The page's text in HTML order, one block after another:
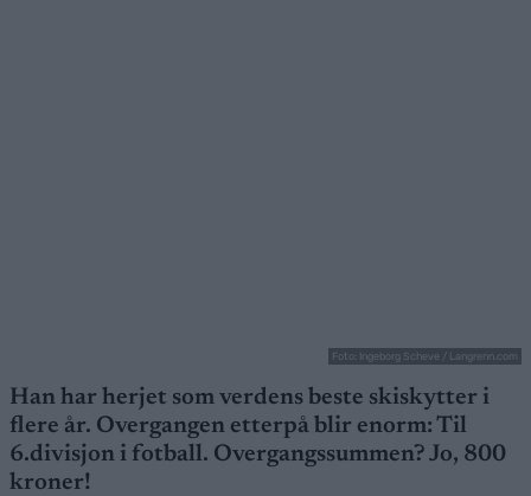
Foto: Ingeborg Scheve / Langrenn.com
Han har herjet som verdens beste skiskytter i
flere år. Overgangen etterpå blir enorm: Til
6.divisjon i fotball. Overgangssummen? Jo, 800
kroner!